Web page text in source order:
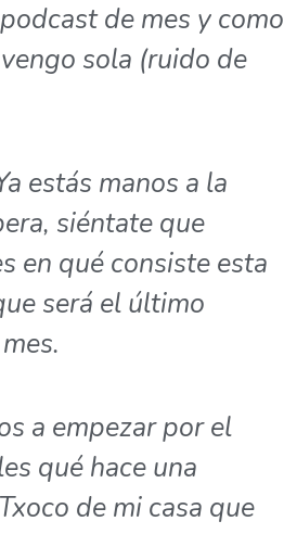
de mes y como
sola (ruido de
estás manos a la
siéntate que
en qué consiste esta
será el último
a empezar por el
qué hace una
de mi casa que